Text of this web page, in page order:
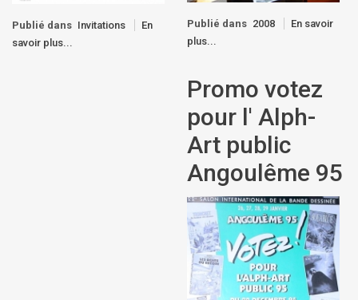
Publié dans 2008
En savoir
plus...
Publié dans Invitations
En
savoir plus...
Promo votez
pour l' Alph-
Art public
Angoulême 95